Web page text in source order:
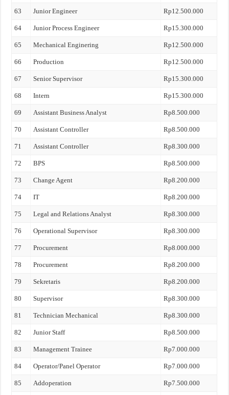
63 Junior Engineer Rp12.500.000
64 Junior Process Engineer Rp15.300.000
65 Mechanical Enginering Rp12.500.000
66 Production Rp12.500.000
67 Senior Supervisor Rp15.300.000
68 Intern Rp15.300.000
69 Assistant Business Analyst Rp8.500.000
70 Assistant Controller Rp8.500.000
71 Assistant Controller Rp8.300.000
72 BPS Rp8.500.000
73 Change Agent Rp8.200.000
74 IT Rp8.200.000
75 Legal and Relations Analyst Rp8.300.000
76 Operational Supervisor Rp8.300.000
77 Procurement Rp8.000.000
78 Procurement Rp8.200.000
79 Sekretaris Rp8.200.000
80 Supervisor Rp8.300.000
81 Technician Mechanical Rp8.300.000
82 Junior Staff Rp8.500.000
83 Management Trainee Rp7.000.000
84 Operator/Panel Operator Rp7.000.000
85 Addoperation Rp7.500.000